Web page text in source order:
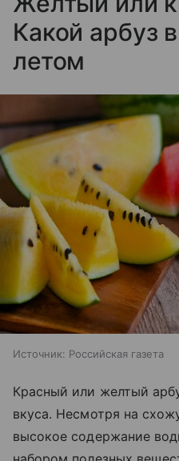
Какой арбуз
летом
Источник: Российская газета
Красный или желтый
вкуса. Несмотря на
высокое содержание